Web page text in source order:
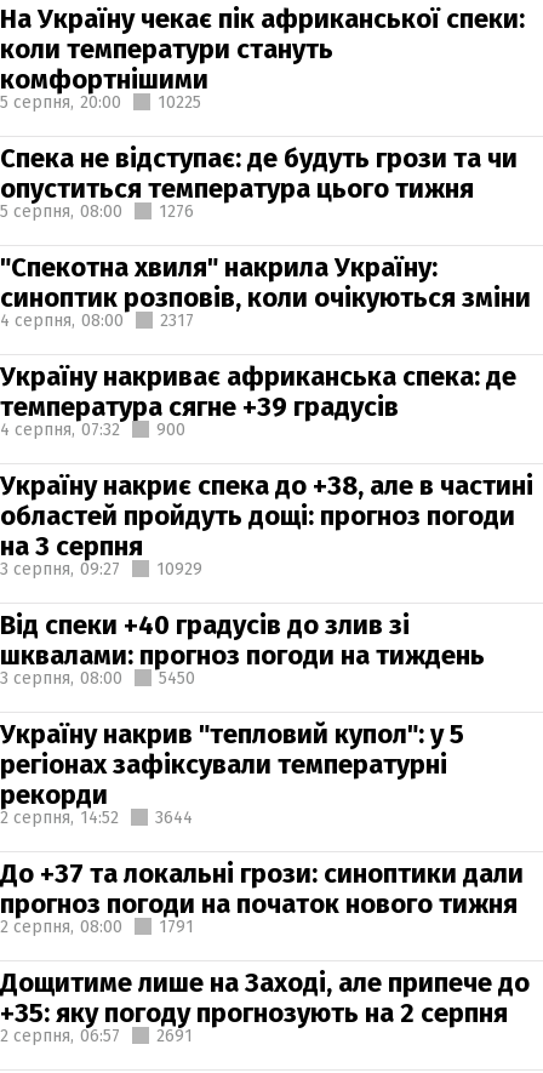
На Україну чекає пік африканської спеки:
коли температури стануть
комфортнішими
5 серпня, 20:00 10225
Спека не відступає: де будуть грози та чи
опуститься температура цього тижня
5 серпня, 08:00 1276
"Спекотна хвиля" накрила Україну:
синоптик розповів, коли очікуються зміни
4 серпня, 08:00 2317
Україну накриває африканська спека: де
температура сягне +39 градусів
4 серпня, 07:32 900
Україну накриє спека до +38, але в частині
областей пройдуть дощі: прогноз погоди
на 3 серпня
3 серпня, 09:27 10929
Від спеки +40 градусів до злив зі
шквалами: прогноз погоди на тиждень
3 серпня, 08:00 5450
Україну накрив "тепловий купол": у 5
регіонах зафіксували температурні
рекорди
2 серпня, 14:52 3644
До +37 та локальні грози: синоптики дали
прогноз погоди на початок нового тижня
2 серпня, 08:00 1791
Дощитиме лише на Заході, але припече до
+35: яку погоду прогнозують на 2 серпня
2 серпня, 06:57 2691